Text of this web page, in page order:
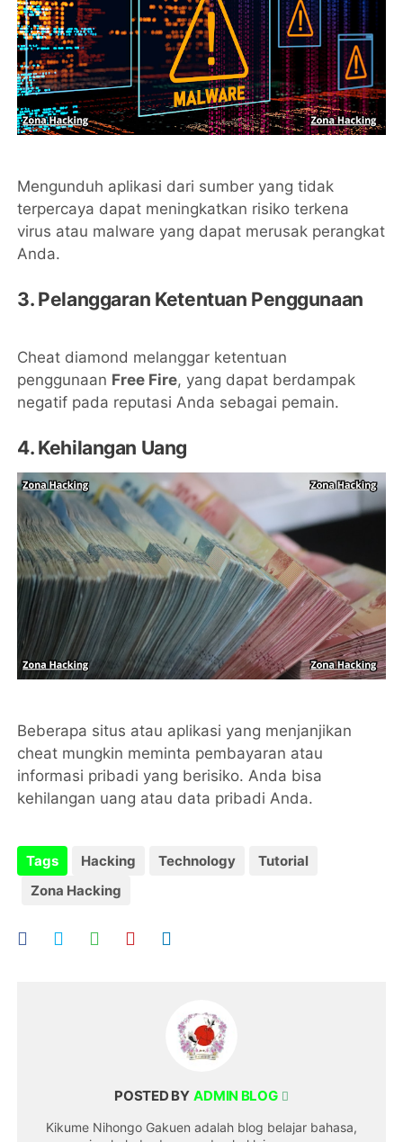
Mengunduh aplikasi dari sumber yang tidak
terpercaya dapat meningkatkan risiko terkena
virus atau malware yang dapat merusak perangkat
Anda.
3. Pelanggaran Ketentuan Penggunaan
Cheat diamond melanggar ketentuan
penggunaan Free Fire, yang dapat berdampak
negatif pada reputasi Anda sebagai pemain.
4. Kehilangan Uang
Beberapa situs atau aplikasi yang menjanjikan
cheat mungkin meminta pembayaran atau
informasi pribadi yang berisiko. Anda bisa
kehilangan uang atau data pribadi Anda.
Tags Hacking Technology
Tutorial
Zona Hacking
POSTED BY ADMIN BLOG
Kikume Nihongo Gakuen adalah blog belajar bahasa,